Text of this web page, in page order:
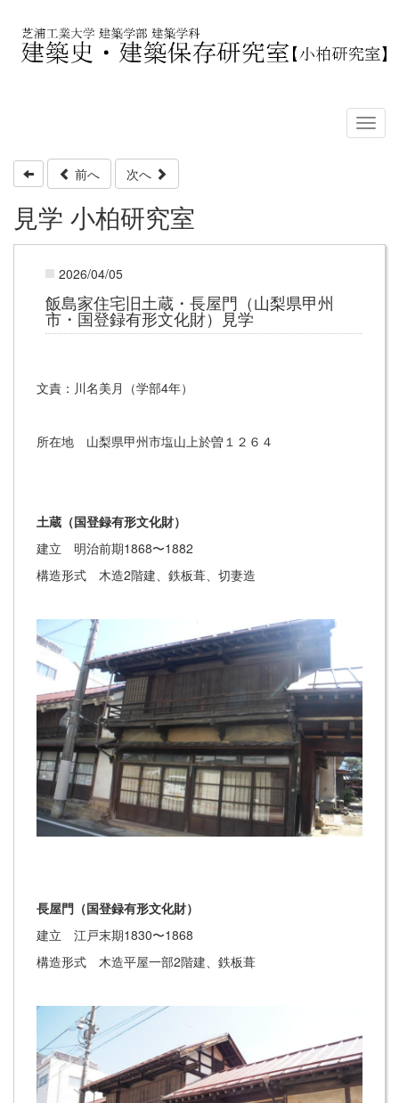
前へ 次へ
見学 小柏研究室
2026/04/05
飯島家住宅旧土蔵・長屋門（山梨県甲州
市・国登録有形文化財）見学
文責：川名美月（学部4年）
所在地 山梨県甲州市塩山上於曽１２６４
土蔵（国登録有形文化財）
建立 明治前期1868〜1882
構造形式 木造2階建、鉄板葺、切妻造
長屋門（国登録有形文化財）
建立 江戸末期1830〜1868
構造形式 木造平屋一部2階建、鉄板葺